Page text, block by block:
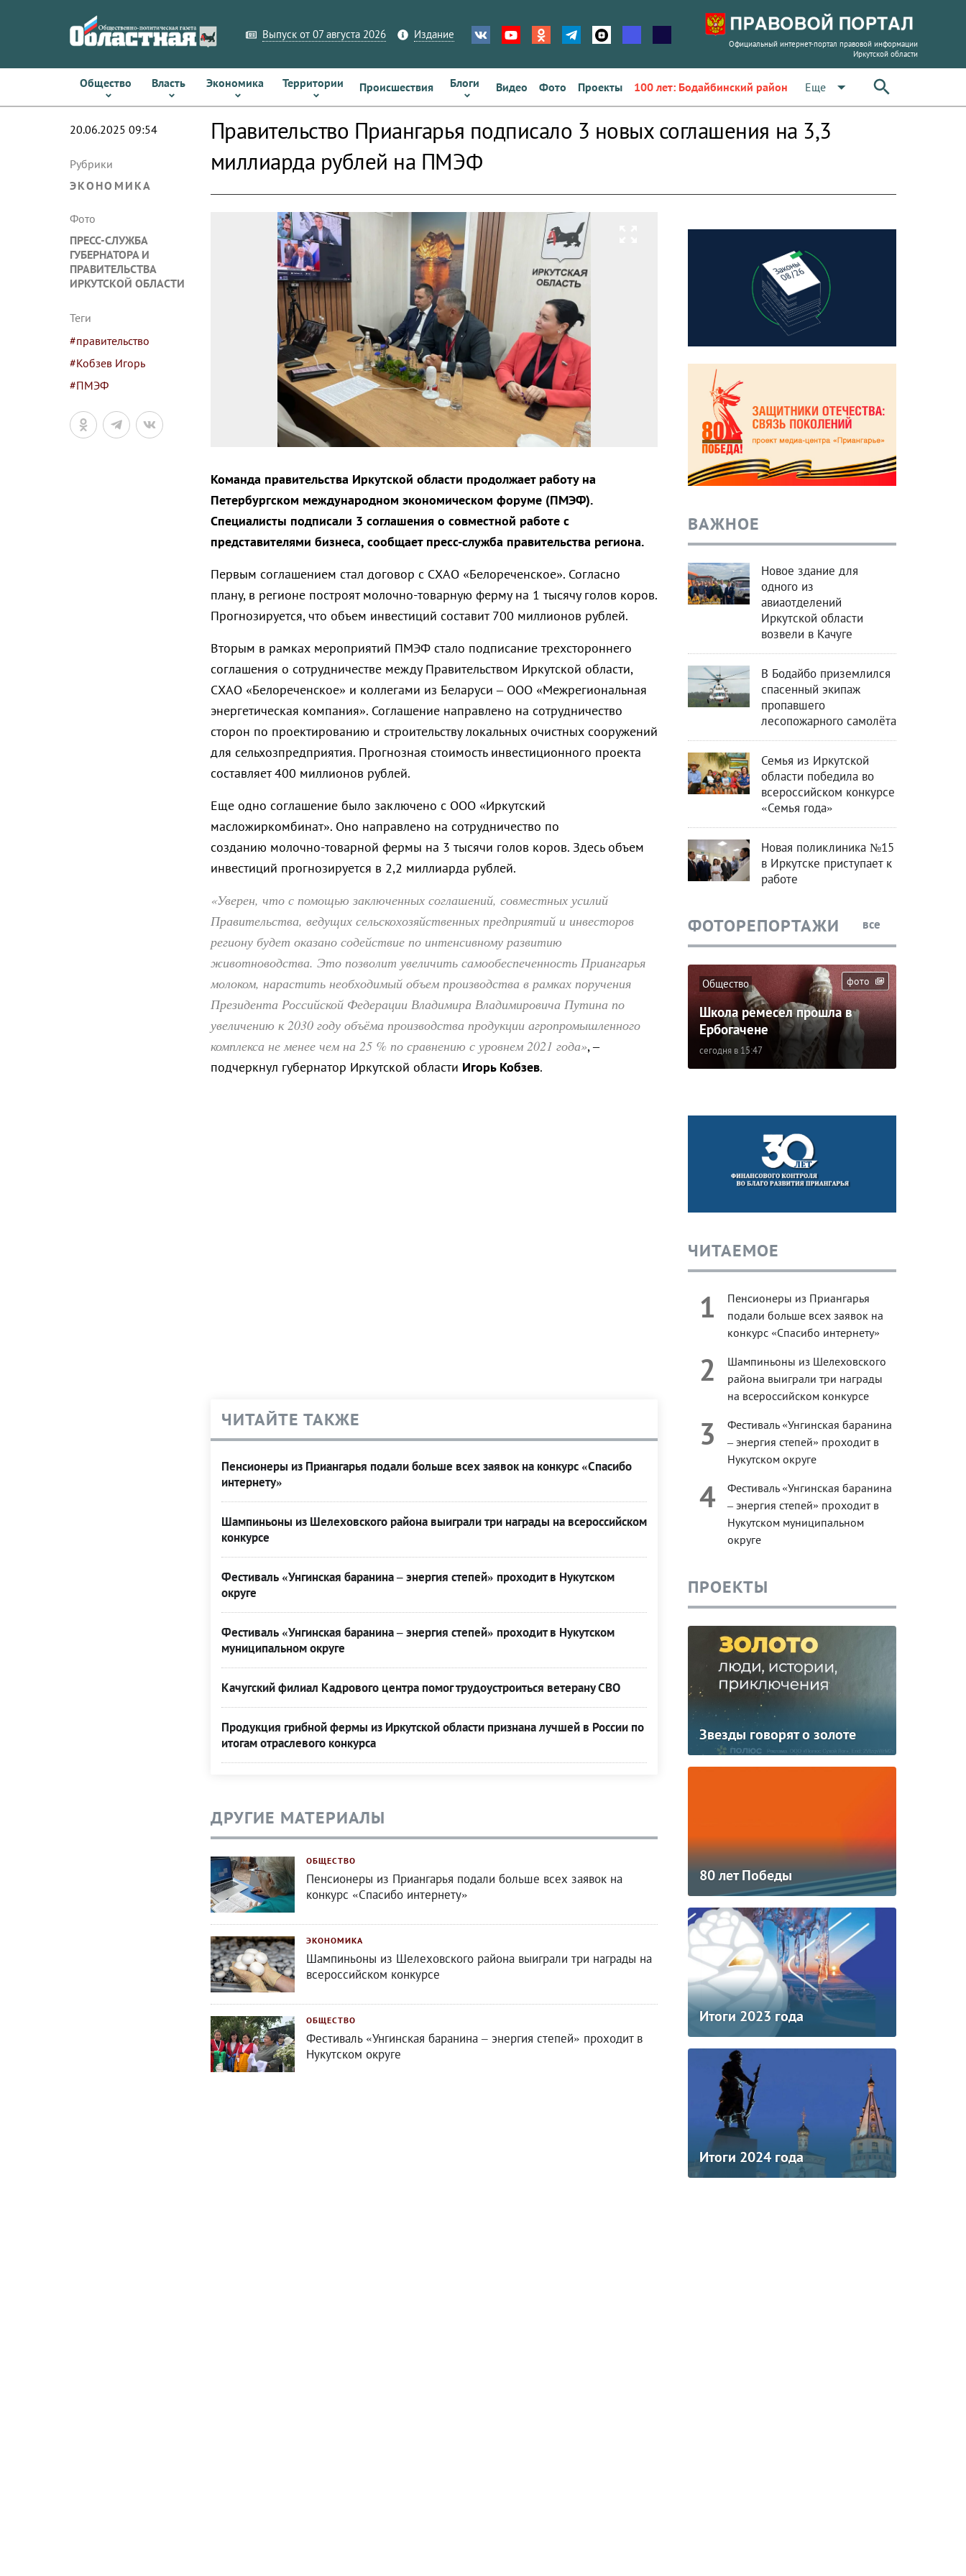
Выпуск от 07 августа 2026 Издание
Официальный интернет-портал правовой информации
Иркутской области
Общество Власть Экономика Территории Происшествия Блоги Видео Фото Проекты 100 лет: Бодайбинский район Еще arrow_drop_down
20.06.2025 09:54
Рубрики
ЭКОНОМИКА
Фото
ПРЕСС-СЛУЖБА
ГУБЕРНАТОРА И
ПРАВИТЕЛЬСТВА
ИРКУТСКОЙ ОБЛАСТИ
Теги
#правительство
#Кобзев Игорь
#ПМЭФ
Правительство Приангарья подписало 3 новых соглашения на 3,3
миллиарда рублей на ПМЭФ
Команда правительства Иркутской области продолжает работу на
Петербургском международном экономическом форуме (ПМЭФ).
Специалисты подписали 3 соглашения о совместной работе с
представителями бизнеса, сообщает пресс-служба правительства региона.
Первым соглашением стал договор с СХАО «Белореченское». Согласно
плану, в регионе построят молочно-товарную ферму на 1 тысячу голов коров.
Прогнозируется, что объем инвестиций составит 700 миллионов рублей.
Вторым в рамках мероприятий ПМЭФ стало подписание трехстороннего
соглашения о сотрудничестве между Правительством Иркутской области,
СХАО «Белореченское» и коллегами из Беларуси – ООО «Межрегиональная
энергетическая компания». Соглашение направлено на сотрудничество
сторон по проектированию и строительству локальных очистных сооружений
для сельхозпредприятия. Прогнозная стоимость инвестиционного проекта
составляет 400 миллионов рублей.
Еще одно соглашение было заключено с ООО «Иркутский
масложиркомбинат». Оно направлено на сотрудничество по
созданию молочно-товарной фермы на 3 тысячи голов коров. Здесь объем
инвестиций прогнозируется в 2,2 миллиарда рублей.
«Уверен, что с помощью заключенных соглашений, совместных усилий
Правительства, ведущих сельскохозяйственных предприятий и инвесторов
региону будет оказано содействие по интенсивному развитию
животноводства. Это позволит увеличить самообеспеченность Приангарья
молоком, нарастить необходимый объем производства в рамках поручения
Президента Российской Федерации Владимира Владимировича Путина по
увеличению к 2030 году объёма производства продукции агропромышленного
комплекса не менее чем на 25 % по сравнению с уровнем 2021 года», –
подчеркнул губернатор Иркутской области Игорь Кобзев.
ЧИТАЙТЕ ТАКЖЕ
Пенсионеры из Приангарья подали больше всех заявок на конкурс «Спасибо
интернету»
Шампиньоны из Шелеховского района выиграли три награды на всероссийском
конкурсе
Фестиваль «Унгинская баранина – энергия степей» проходит в Нукутском
округе
Фестиваль «Унгинская баранина – энергия степей» проходит в Нукутском
муниципальном округе
Качугский филиал Кадрового центра помог трудоустроиться ветерану СВО
Продукция грибной фермы из Иркутской области признана лучшей в России по
итогам отраслевого конкурса
ДРУГИЕ МАТЕРИАЛЫ
ОБЩЕСТВО
Пенсионеры из Приангарья подали больше всех заявок на
конкурс «Спасибо интернету»
ЭКОНОМИКА
Шампиньоны из Шелеховского района выиграли три награды на
всероссийском конкурсе
ОБЩЕСТВО
Фестиваль «Унгинская баранина – энергия степей» проходит в
Нукутском округе
ВАЖНОЕ
Новое здание для
одного из
авиаотделений
Иркутской области
возвели в Качуге
В Бодайбо приземлился
спасенный экипаж
пропавшего
лесопожарного самолёта
Семья из Иркутской
области победила во
всероссийском конкурсе
«Семья года»
Новая поликлиника №15
в Иркутске приступает к
работе
ФОТОРЕПОРТАЖИ все
фото
Общество
Школа ремесел прошла в
Ербогачене
сегодня в 15:47
ЧИТАЕМОЕ
1
Пенсионеры из Приангарья
подали больше всех заявок на
конкурс «Спасибо интернету»
2
Шампиньоны из Шелеховского
района выиграли три награды
на всероссийском конкурсе
3
Фестиваль «Унгинская баранина
– энергия степей» проходит в
Нукутском округе
4
Фестиваль «Унгинская баранина
– энергия степей» проходит в
Нукутском муниципальном
округе
ПРОЕКТЫ
Звезды говорят о золоте
80 лет Победы
Итоги 2023 года
Итоги 2024 года